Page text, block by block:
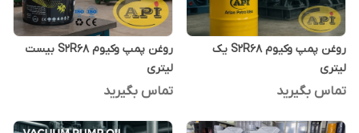
روغن پمپ وکیوم S2R68 یک
لیتری
تماس بگیرید
روغن پمپ وکیوم S2R68 بیست
لیتری
تماس بگیرید